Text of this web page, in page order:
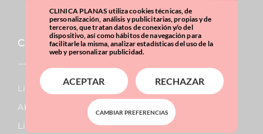
Corporal
Lipo Vaser
Abdominoplastia
Liposucción
CLINICA PLANAS utiliza cookies técnicas, de
personalización, análisis y publicitarias, propias y de
terceros, que tratan datos de conexión y/o del
dispositivo, así como hábitos de navegación para
facilitarle la misma, analizar estadísticas del uso de la
web y personalizar publicidad.
ACEPTAR RECHAZAR
CAMBIAR PREFERENCIAS